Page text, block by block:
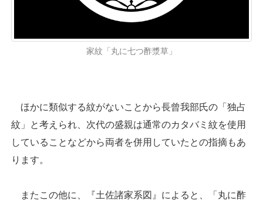
家紋「丸に七つ酢漿草」
ほかに類似する紋がないことから長曾我部氏の「独占
紋」と考えられ、次代の盛親は通常のカタバミ紋を使用
していることなどから両者を併用していたとの指摘もあ
ります。
またこの他に、『土佐諸家系図』によると、「丸に酢